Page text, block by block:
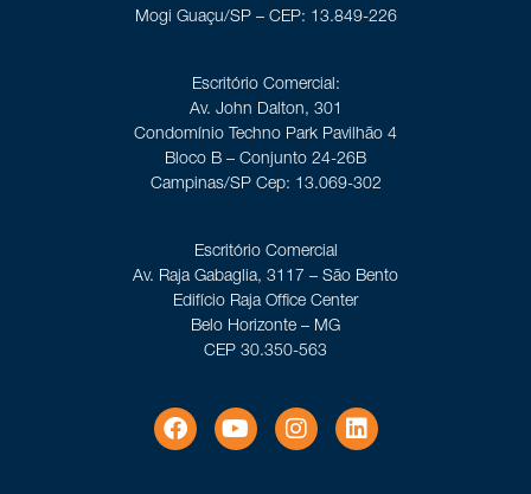
Mogi Guaçu/SP – CEP: 13.849-226
Escritório Comercial:
Av. John Dalton, 301
Condomínio Techno Park Pavilhão 4
Bloco B – Conjunto 24-26B
Campinas/SP Cep: 13.069-302
Escritório Comercial
Av. Raja Gabaglia, 3117 – São Bento
Edifício Raja Office Center
Belo Horizonte – MG
CEP 30.350-563